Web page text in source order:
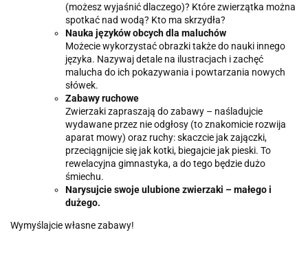
(możesz wyjaśnić dlaczego)? Które zwierzątka można
spotkać nad wodą? Kto ma skrzydła?
Nauka języków obcych dla maluchów
Możecie wykorzystać obrazki także do nauki innego
języka. Nazywaj detale na ilustracjach i zachęć
malucha do ich pokazywania i powtarzania nowych
słówek.
Zabawy ruchowe
Zwierzaki zapraszają do zabawy – naśladujcie
wydawane przez nie odgłosy (to znakomicie rozwija
aparat mowy) oraz ruchy: skaczcie jak zajączki,
przeciągnijcie się jak kotki, biegajcie jak pieski. To
rewelacyjna gimnastyka, a do tego będzie dużo
śmiechu.
Narysujcie swoje ulubione zwierzaki – małego i
dużego.
Wymyślajcie własne zabawy!